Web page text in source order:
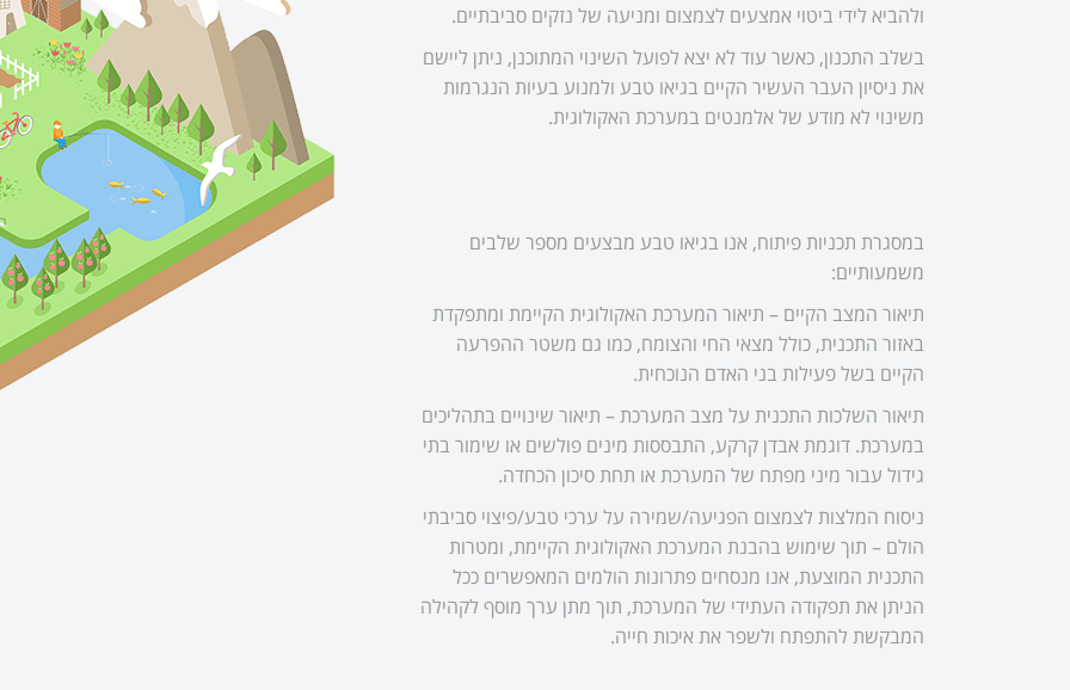
ולהביא לידי ביטוי אמצעים לצמצום ומניעה של נזקים סביבתיים.
בשלב התכנון, כאשר עוד לא יצא לפועל השינוי המתוכנן, ניתן ליישם
את ניסיון העבר העשיר הקיים בגיאו טבע ולמנוע בעיות הנגרמות
משינוי לא מודע של אלמנטים במערכת האקולוגית.
במסגרת תכניות פיתוח, אנו בגיאו טבע מבצעים מספר שלבים
משמעותיים:
תיאור המצב הקיים – תיאור המערכת האקולוגית הקיימת ומתפקדת
באזור התכנית, כולל מצאי החי והצומח, כמו גם משטר ההפרעה
הקיים בשל פעילות בני האדם הנוכחית.
תיאור השלכות התכנית על מצב המערכת – תיאור שינויים בתהליכים
במערכת. דוגמת אבדן קרקע, התבססות מינים פולשים או שימור בתי
גידול עבור מיני מפתח של המערכת או תחת סיכון הכחדה.
ניסוח המלצות לצמצום הפגיעה/שמירה על ערכי טבע/פיצוי סביבתי
הולם – תוך שימוש בהבנת המערכת האקולוגית הקיימת, ומטרות
התכנית המוצעת, אנו מנסחים פתרונות הולמים המאפשרים ככל
הניתן את תפקודה העתידי של המערכת, תוך מתן ערך מוסף לקהילה
המבקשת להתפתח ולשפר את איכות חייה.